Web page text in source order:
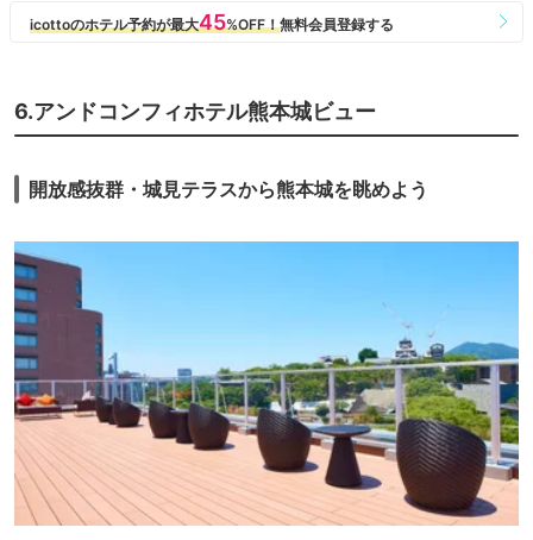
6.アンドコンフィホテル熊本城ビュー
開放感抜群・城見テラスから熊本城を眺めよう